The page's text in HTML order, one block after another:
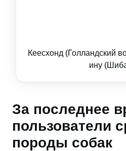
Кеесхонд (Голландский
ину
За последнее
пользователи
породы собак